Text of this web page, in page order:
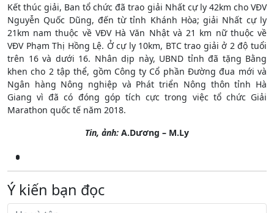
Kết thúc giải, Ban tổ chức đã trao giải Nhất cự ly 42km cho VĐV
Nguyễn Quốc Dũng, đến từ tỉnh Khánh Hòa; giải Nhất cự ly
21km nam thuộc về VĐV Hà Văn Nhật và 21 km nữ thuộc về
VĐV Phạm Thị Hồng Lệ. Ở cự ly 10km, BTC trao giải ở 2 độ tuổi
trên 16 và dưới 16. Nhân dịp này, UBND tỉnh đã tặng Bằng
khen cho 2 tập thể, gồm Công ty Cổ phần Đường đua mới và
Ngân hàng Nông nghiệp và Phát triển Nông thôn tỉnh Hà
Giang vì đã có đóng góp tích cực trong việc tổ chức Giải
Marathon quốc tế năm 2018.
Tin, ảnh: A.Dương – M.Ly
Ý kiến bạn đọc